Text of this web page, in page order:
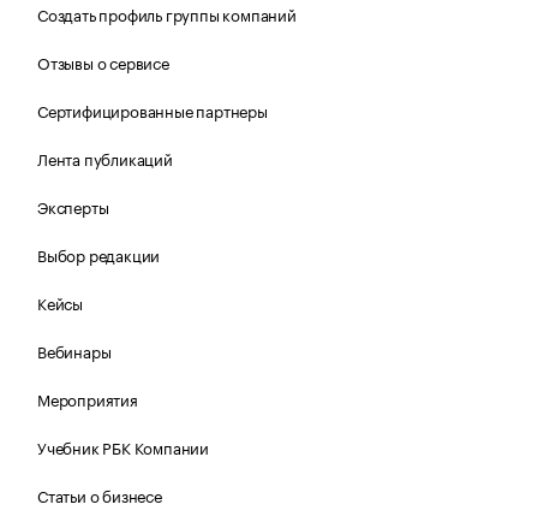
Создать профиль группы компаний
Отзывы о сервисе
Сертифицированные партнеры
Лента публикаций
Эксперты
Выбор редакции
Кейсы
Вебинары
Мероприятия
Учебник РБК Компании
Статьи о бизнесе